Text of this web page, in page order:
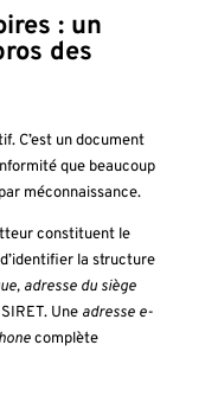
: un
des
C’est un document
que beaucoup
méconnaissance.
constituent le
la structure
adresse du siège
Une adresse e-
complète